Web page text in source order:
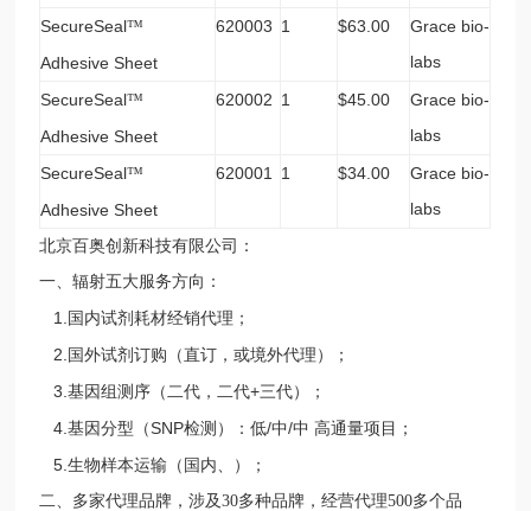
SecureSeal™
Adhesive Sheet
620003 1 $63.00
Grace bio-
labs
SecureSeal™
Adhesive Sheet
620002 1 $45.00
Grace bio-
labs
SecureSeal™
Adhesive Sheet
620001 1 $34.00
Grace bio-
labs
北京百奥创新科技有限公司：
一、辐射五大服务方向：
1. 国内试剂耗材经销代理；
2. 国外试剂订购（直订，或境外代理）；
3.基因组测序（二代，二代+三代）；
4.基因分型（SNP检测）：低/中/中 高通量项目；
5.生物样本运输（国内、）；
二、 多家代理品牌，涉及30多种品牌，经营代理500多个品